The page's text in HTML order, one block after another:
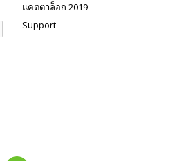
แคตตาล็อก 2019
Support